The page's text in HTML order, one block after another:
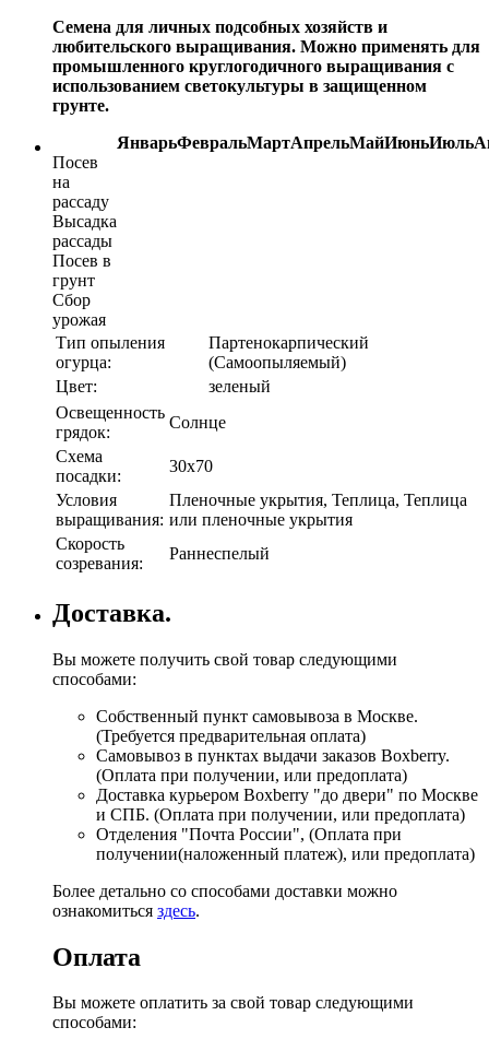
Семена для личных подсобных хозяйств и
любительского выращивания. Можно применять для
промышленного круглогодичного выращивания с
использованием светокультуры в защищенном
грунте.
ЯнварьФевральМартАпрельМайИюньИюль
Посев
на
рассаду
Высадка
рассады
Посев в
грунт
Сбор
урожая
Тип опыления
огурца:
Партенокарпический
(Самоопыляемый)
Цвет:
зеленый
Освещенность
грядок:
Солнце
Схема
посадки:
30х70
Условия
выращивания:
Пленочные укрытия, Теплица, Теплица
или пленочные укрытия
Скорость
созревания:
Раннеспелый
Доставка.
Вы можете получить свой товар следующими
способами:
Собственный пункт самовывоза в Москве.
(Требуется предварительная оплата)
Самовывоз в пунктах выдачи заказов Boxberry.
(Оплата при получении, или предоплата)
Доставка курьером Boxberry "до двери" по Москве
и СПБ. (Оплата при получении, или предоплата)
Отделения "Почта России", (Оплата при
получении(наложенный платеж), или предоплата)
Более детально со способами доставки можно
ознакомиться здесь.
Оплата
Вы можете оплатить за свой товар следующими
способами: